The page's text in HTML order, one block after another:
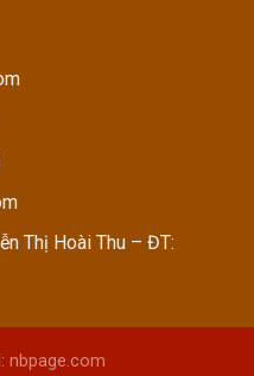
Thị Hoài Thu – ĐT:
nbpage.com